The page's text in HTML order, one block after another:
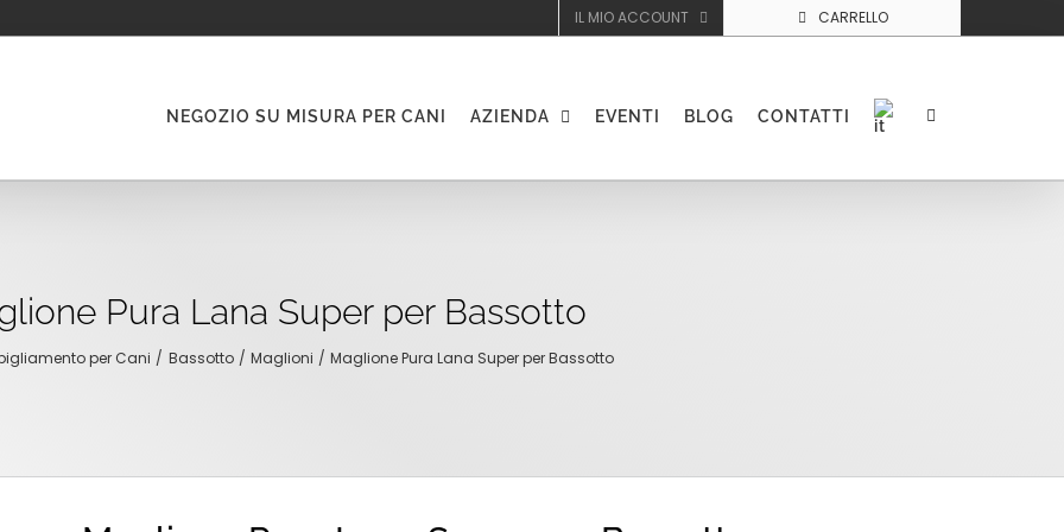
IL MIO ACCOUNT CARRELLO
NEGOZIO SU MISURA PER CANI AZIENDA EVENTI BLOG CONTATTI
Pura Lana Super per Bassotto
per Cani Bassotto Maglioni Maglione Pura Lana Super per Bassotto